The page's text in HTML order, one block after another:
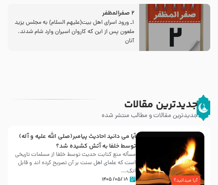
2 صفرالمظفر
1ـ ورود اسراى اهل بیت‌(علیهم السلام) به مجلس یزید
ملعون پس از این كه كاروان اسیران وارد شام شدند،
آنان
جدیدترین مقالات
جدیدترین مقالات و مطالب منتشر شده
آیا میدانید؟
آیا می دانید احادیث پیامبر(صلی الله علیه و آله)
توسط خلفا به آتش کشیده شد؟
مسأله منع کتابت حدیث توسط خلفا از مسلمات تاریخی
است که علمای اهل سنت بر آن تصریح کرده اند و قابل
انک...
۱۸ /۰۵/ ۱۴۰۵